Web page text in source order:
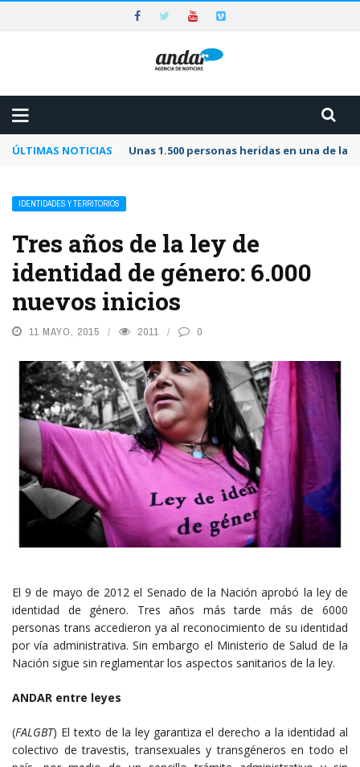
ÚLTIMAS NOTICIAS Unas 1.500 personas heridas en una de
IDENTIDADES Y TERRITORIOS
Tres años de la ley de
identidad de género: 6.000
nuevos inicios
11 MAYO, 2015 2011 0
El 9 de mayo de 2012 el Senado de la Nación aprobó la ley de
identidad de género. Tres años más tarde más de 6000
personas trans accedieron ya al reconocimiento de su identidad
por vía administrativa. Sin embargo el Ministerio de Salud de la
Nación sigue sin reglamentar los aspectos sanitarios de la ley.
ANDAR entre leyes
(FALGBT) El texto de la ley garantiza el derecho a la identidad al
colectivo de travestis, transexuales y transgéneros en todo el